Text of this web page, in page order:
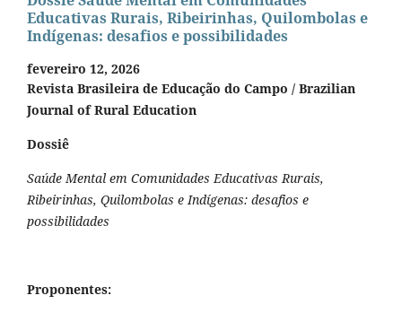
Educativas Rurais, Ribeirinhas, Quilombolas e
Indígenas: desafios e possibilidades
fevereiro 12, 2026
Revista Brasileira de Educação do Campo / Brazilian
Journal of Rural Education
Dossiê
Saúde Mental em Comunidades Educativas Rurais,
Ribeirinhas, Quilombolas e Indígenas: desafios e
possibilidades
Proponentes: